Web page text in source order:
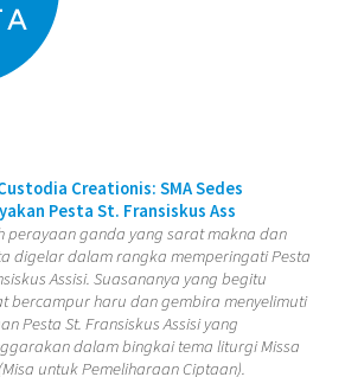
Creationis: SMA Sedes
Pesta St. Fransiskus Ass
perayaan ganda yang sarat makna dan
digelar dalam rangka memperingati Pesta
Assisi. Suasananya yang begitu
bercampur haru dan gembira menyelimuti
Pesta St. Fransiskus Assisi yang
dalam bingkai tema liturgi Missa
untuk Pemeliharaan Ciptaan).